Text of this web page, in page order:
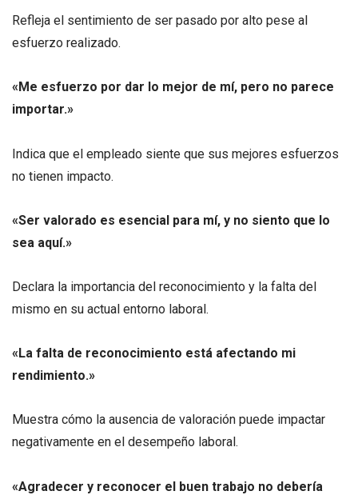
Refleja el sentimiento de ser pasado por alto pese al
esfuerzo realizado.
«Me esfuerzo por dar lo mejor de mí, pero no parece
importar.»
Indica que el empleado siente que sus mejores esfuerzos
no tienen impacto.
«Ser valorado es esencial para mí, y no siento que lo
sea aquí.»
Declara la importancia del reconocimiento y la falta del
mismo en su actual entorno laboral.
«La falta de reconocimiento está afectando mi
rendimiento.»
Muestra cómo la ausencia de valoración puede impactar
negativamente en el desempeño laboral.
«Agradecer y reconocer el buen trabajo no debería